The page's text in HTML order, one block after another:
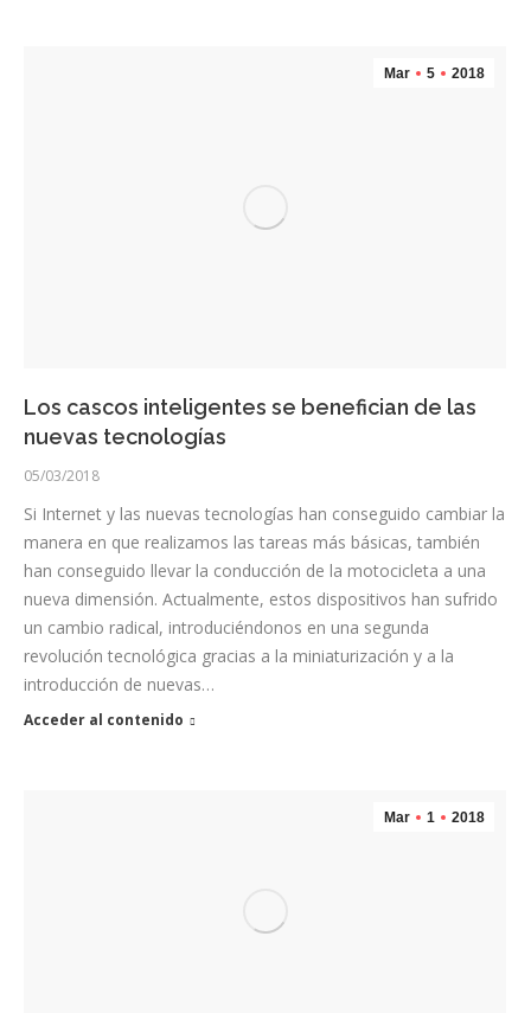
Mar 5 2018
Los cascos inteligentes se benefician de las
nuevas tecnologías
05/03/2018
Si Internet y las nuevas tecnologías han conseguido cambiar la
manera en que realizamos las tareas más básicas, también
han conseguido llevar la conducción de la motocicleta a una
nueva dimensión. Actualmente, estos dispositivos han sufrido
un cambio radical, introduciéndonos en una segunda
revolución tecnológica gracias a la miniaturización y a la
introducción de nuevas…
Acceder al contenido
Mar 1 2018